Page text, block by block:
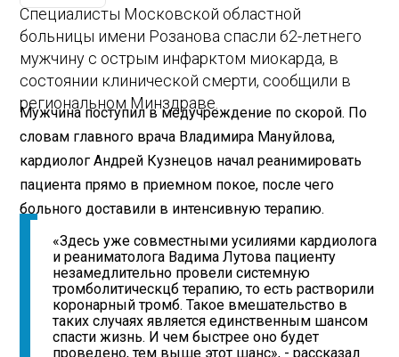
Специалисты Московской областной
больницы имени Розанова спасли 62-летнего
мужчину с острым инфарктом миокарда, в
состоянии клинической смерти, сообщили в
региональном Минздраве.
Мужчина поступил в медучреждение по скорой. По
словам главного врача Владимира Мануйлова,
кардиолог Андрей Кузнецов начал реанимировать
пациента прямо в приемном покое, после чего
больного доставили в интенсивную терапию.
«Здесь уже совместными усилиями кардиолога
и реаниматолога Вадима Лутова пациенту
незамедлительно провели системную
тромболитическцб терапию, то есть растворили
коронарный тромб. Такое вмешательство в
таких случаях является единственным шансом
спасти жизнь. И чем быстрее оно будет
проведено, тем выше этот шанс», - рассказал